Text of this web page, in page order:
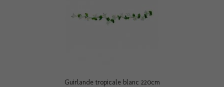
Guirlande tropicale blanc 220cm